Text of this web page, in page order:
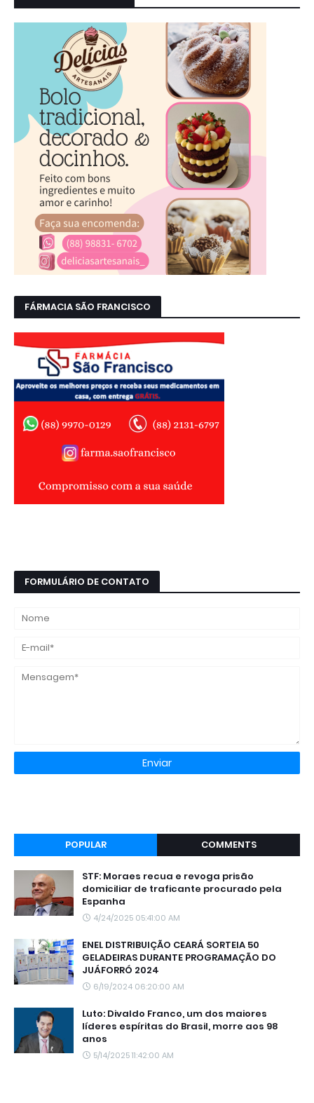
FÁRMACIA SÃO FRANCISCO
FORMULÁRIO DE CONTATO
POPULAR COMMENTS
STF: Moraes recua e revoga prisão
domiciliar de traficante procurado pela
Espanha
4/24/2025 05:41:00 AM
ENEL DISTRIBUIÇÃO CEARÁ SORTEIA 50
GELADEIRAS DURANTE PROGRAMAÇÃO DO
JUÁFORRÓ 2024
6/19/2024 06:20:00 AM
Luto: Divaldo Franco, um dos maiores
líderes espíritas do Brasil, morre aos 98
anos
5/14/2025 11:42:00 AM